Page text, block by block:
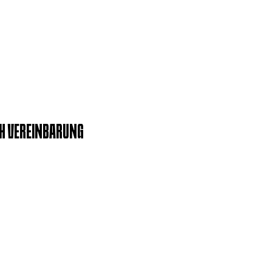
VEREINBARUNG